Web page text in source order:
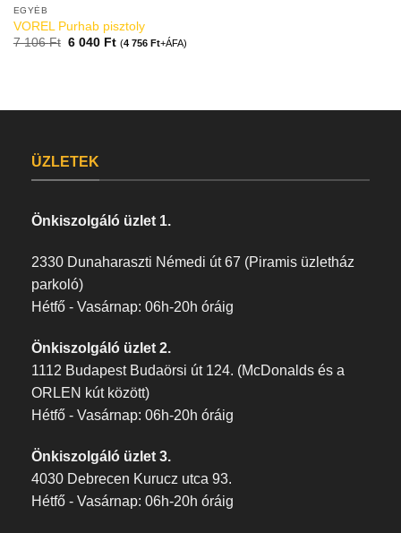
EGYÉB
VOREL Purhab pisztoly
7 106Ft 6 040 Ft (4 756 Ft+ÁFA)
ÜZLETEK
Önkiszolgáló üzlet 1.
2330 Dunaharaszti Némedi út 67 (Piramis üzletház
parkoló)
Hétfő - Vasárnap: 06h-20h óráig
Önkiszolgáló üzlet 2.
1112 Budapest Budaörsi út 124. (McDonalds és a
ORLEN kút között)
Hétfő - Vasárnap: 06h-20h óráig
Önkiszolgáló üzlet 3.
4030 Debrecen Kurucz utca 93.
Hétfő - Vasárnap: 06h-20h óráig